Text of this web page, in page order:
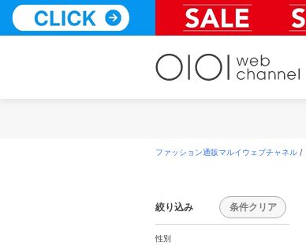
テ
ファッション通販マルイウェブチャネル /
絞り込み 条件クリア
性別